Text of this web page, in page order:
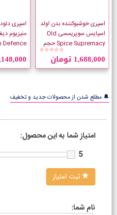
اسپری خوشبوکننده بدن اولد
اسپایس سوپریمسی Old
Spice Supremacy حجم
☆☆☆☆☆
1,688,000 تومان
اسپری
Defence
1,148,000
🔔 مطلع شدن از محصولات جدید و تخفیف
امتیاز شما به این محصول:
5
ثبت امتیاز
نام شما: